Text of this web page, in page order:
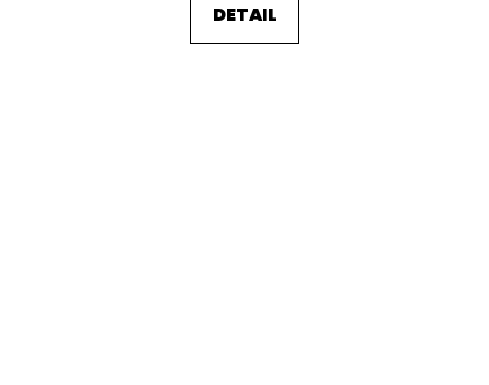
DETAIL